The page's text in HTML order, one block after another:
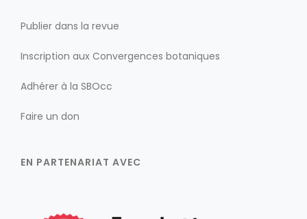
Publier dans la revue
Inscription aux Convergences botaniques
Adhérer à la SBOcc
Faire un don
EN PARTENARIAT AVEC